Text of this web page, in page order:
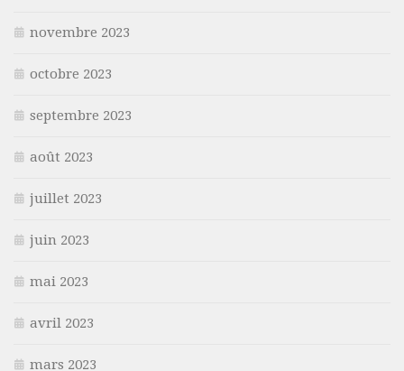
novembre 2023
octobre 2023
septembre 2023
août 2023
juillet 2023
juin 2023
mai 2023
avril 2023
mars 2023